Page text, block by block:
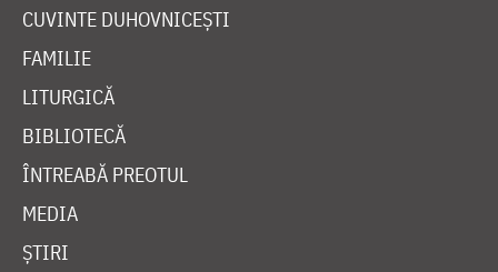
CUVINTE DUHOVNICEȘTI
FAMILIE
LITURGICĂ
BIBLIOTECĂ
ÎNTREABĂ PREOTUL
MEDIA
ȘTIRI